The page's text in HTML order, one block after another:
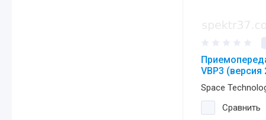
VBP3 (версия
Space
Сравнить